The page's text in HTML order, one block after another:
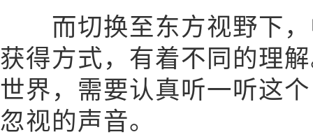
而切换至东方视野下，
获得方式，有着不同的理
世界，需要认真听一听这
忽视的声音。